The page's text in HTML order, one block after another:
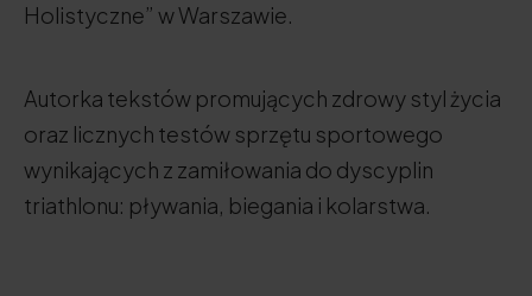
Holistyczne” w Warszawie.
Autorka tekstów promujących zdrowy styl życia
oraz licznych testów sprzętu sportowego
wynikających z zamiłowania do dyscyplin
triathlonu: pływania, biegania i kolarstwa.